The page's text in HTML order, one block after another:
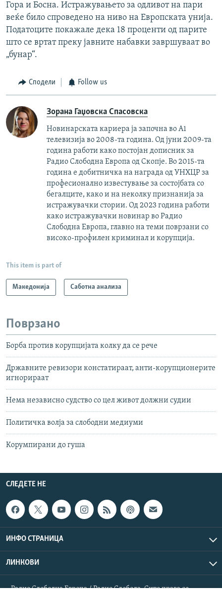
Гора и Босна. Истражувањето за одливот на пари
веќе било спроведено на ниво на Европската унија.
Податоците покажале дека 18 проценти од парите
што се вртат преку јавните набавки завршуваат во
„бунар“.
Сподели Follow us
Зорана Гаџовска Спасовска
Новинарската кариера ја започна во А1
телевизија во 2008-та година. Од јуни 2009-та
година работи како постојан дописник за
Радио Слободна Европа од Скопје. Во 2015-та
година е добитничка на награда од УНХЦР за
професионално известување за состојбата со
бегалците, како и на неколку признанија за
истражувачки стории. Од 2023 година работи
како истражувачки новинар во Радио
Слободна Европа, главно на теми поврзани со
високо-профилен криминал и корупција.
This item is part of
Македонија Саботна анализа
Поврзано
Борба против корупцијата колку да се рече
Државните ревизори констатираат, анти-корупционерите
игнорираат
Нема независно судство со цел живот должни судии
Политичка волја за слободни медиуми
Корумпирани до гуша
СЛЕДЕТЕ НЕ
ИНФО СТРАНИЦА
ЛИНКОВИ
Радио Слободна Европа / Радио Слобода. Сите права се